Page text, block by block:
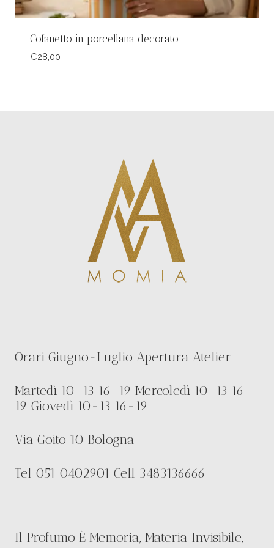
Cofanetto in porcellana decorato
€28,00
Orari Giugno-Luglio Apertura Atelier
Martedì 10-13 16-19 Mercoledì 10-13 16-
19 Giovedì 10-13 16-19
Via Goito 10 Bologna
Tel 051 0402901 Cell 3483136666
Il Profumo È Memoria, Materia Invisibile,